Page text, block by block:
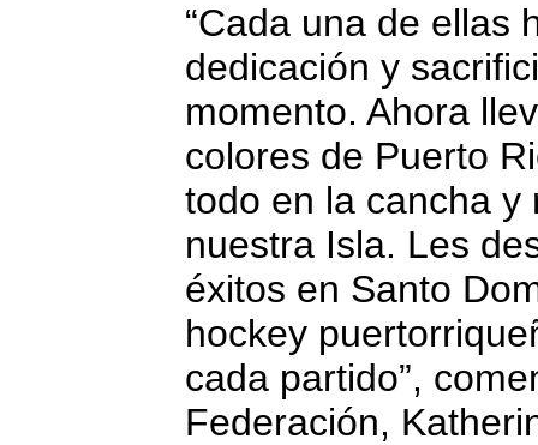
“Cada una de ellas
dedicación y
momento. Ahora
colores de Puerto
todo en la cancha y
nuestra Isla. Les
éxitos en Santo
hockey
cada partido”,
Federación,